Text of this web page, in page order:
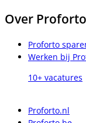
Over Proforto
Proforto
Werken bij
10+ vacatures
Proforto.nl